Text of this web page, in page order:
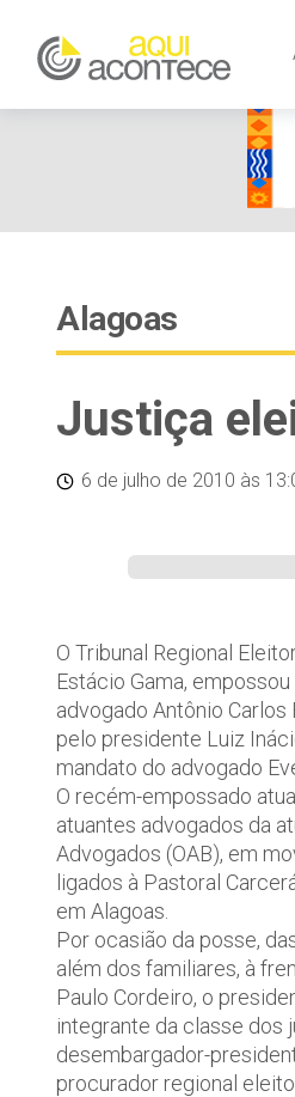
Alagoas
Justiça
6 de julho de 2010 às
O Tribunal Regional
Estácio Gama,
advogado Antônio
pelo presidente Luiz
mandato do advogado
O recém-empossado
atuantes advogados da
Advogados (OAB), em
ligados à Pastoral
em Alagoas.
Por ocasião da posse,
além dos familiares, à
Paulo Cordeiro, o
integrante da classe dos
desembargador-
procurador regional